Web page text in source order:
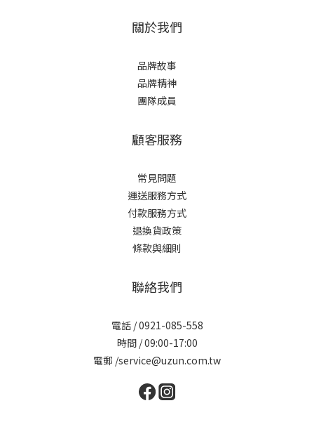
關於我們
品牌故事
品牌精神
團隊成員
顧客服務
常見問題
運送服務方式
付款服務方式
退換貨政策
條款與細則
聯絡我們
電話 / 0921-085-558
時間 / 09:00-17:00
電郵 /service@uzun.com.tw